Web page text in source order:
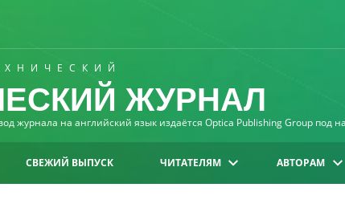
ЖУРНАЛ
журнала на английский язык издаётся Optica Publishing Group под
СВЕЖИЙ ВЫПУСК ЧИТАТЕЛЯМ АВТОРАМ